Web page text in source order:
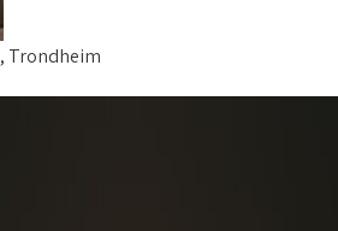
, Trondheim